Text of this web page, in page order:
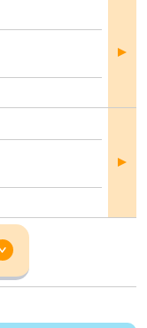
部屋
詳細
部屋
詳細